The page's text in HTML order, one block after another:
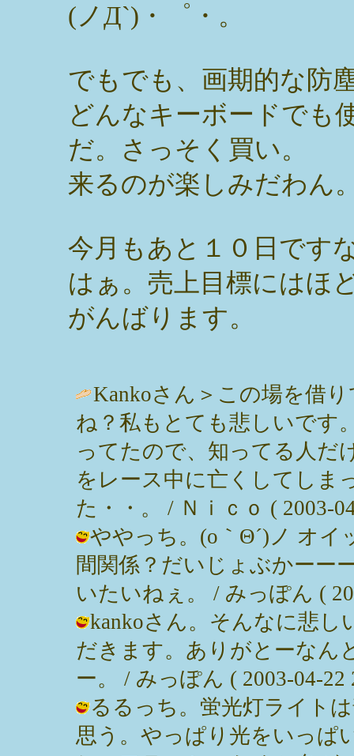
(ノД`)・゜・。
でもでも、画期的な防
どんなキーボードでも
だ。さっそく買い。
来るのが楽しみだわん
今月もあと１０日です
はぁ。売上目標にはほ
がんばります。
Kankoさん＞この場を借
ね？私もとても悲しいです
ってたので、知ってる人だ
をレース中に亡くしてしま
た・・。 / Ｎｉｃｏ ( 2003-
ややっち。(o｀Θ´)ノ オイ
間関係？だいじょぶかーー
いたいねぇ。 / みっぽん (
kankoさん。そんなに悲し
だきます。ありがとーなん
ー。 / みっぽん ( 2003-04-22
るるっち。蛍光灯ライト
思う。やっぱり光をいっぱ